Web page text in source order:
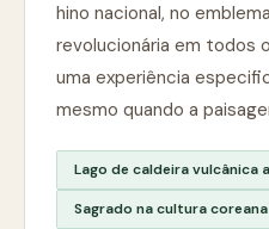
hino nacional, no
revolucionária em todos
uma experiência
mesmo quando a
Lago de caldeira vulcânica
Sagrado na cultura